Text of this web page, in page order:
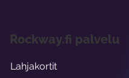
Rockway.fi palvelu
Lahjakortit